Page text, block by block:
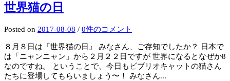
世界猫の日
Posted on 2017-08-08 / 0件のコメント
８月８日は『世界猫の日』 みなさん、ご存知でしたか？ 日本で
は「ニャンニャン」から２月２２日ですが 世界になるとなぜか8
なのですね。 ということで、今日もビブリオキャットの猫さん
たちに登場してもらいましょう〜！ みなさん...